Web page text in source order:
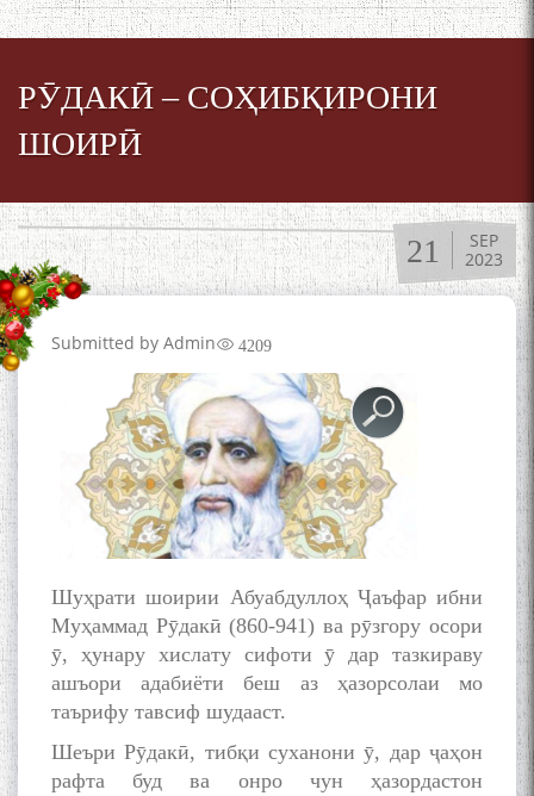
РӮДАКӢ – СОҲИБҚИРОНИ
ШОИРӢ
21
SEP
2023
Submitted by Admin 4209
Шуҳрати шоирии Абуабдуллоҳ Ҷаъфар ибни
Муҳаммад Рӯдакӣ (860-941) ва рӯзгору осори
ӯ, ҳунару хислату сифоти ӯ дар тазкираву
ашъори адабиёти беш аз ҳазорсолаи мо
таърифу тавсиф шудааст.
Шеъри Рӯдакӣ, тибқи суханони ӯ, дар ҷаҳон
рафта буд ва онро чун ҳазордастон